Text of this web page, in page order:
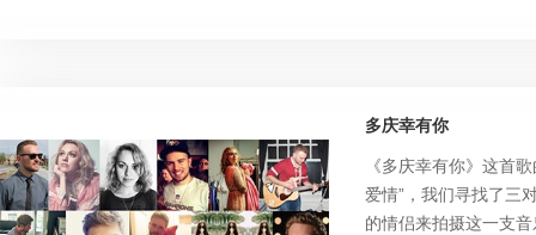
多庆幸有你
《多庆幸有你》这首
爱情”，我们寻找了三
的情侣来拍摄这一支